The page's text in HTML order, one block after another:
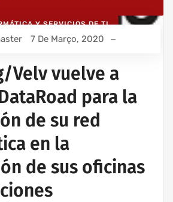
Y SERVICIOS DE TI
INFORMÁTICOS
INALÁMBRICAS PARA EMPRESAS
7 De Março, 2020
Velv vuelve a
para la
de su red
en la
de sus oficinas